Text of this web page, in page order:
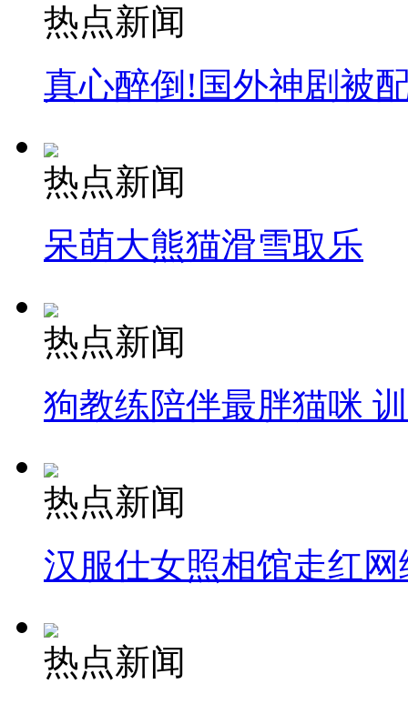
热点新闻
真心醉倒!国外神剧被
热点新闻
呆萌大熊猫滑雪取乐
热点新闻
狗教练陪伴最胖猫咪
热点新闻
汉服仕女照相馆走红网
热点新闻